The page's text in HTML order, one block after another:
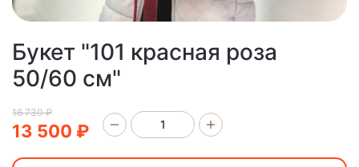
Букет "101 красная роза
50/60 см"
16 730 ₽
13 500 ₽